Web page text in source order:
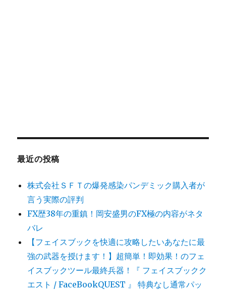
最近の投稿
株式会社ＳＦＴの爆発感染パンデミック購入者が
言う実際の評判
FX歴38年の重鎮！岡安盛男のFX極の内容がネタ
バレ
【フェイスブックを快適に攻略したいあなたに最
強の武器を授けます！】超簡単！即効果！のフェ
イスブックツール最終兵器！『 フェイスブックク
エスト / FaceBookQUEST 』 特典なし通常パッ